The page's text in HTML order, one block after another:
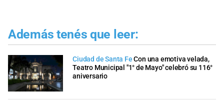
Además tenés que leer:
Ciudad de Santa Fe Con una emotiva velada,
Teatro Municipal "1° de Mayo" celebró su 116°
aniversario